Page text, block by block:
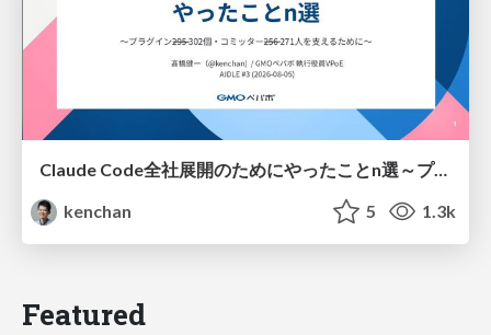
Claude Code全社展開のためにやったことn選～プラグイン302個・コミッター271人を支えるために～
kenchan
5 1.3k
Featured